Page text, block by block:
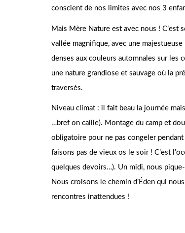
conscient de nos limites avec nos 3
Mais Mère Nature est avec nous !
vallée magnifique, avec une
denses aux couleurs automnales sur les
une nature grandiose et sauvage où la
traversés.
Niveau climat : il fait beau la journée
…bref on caille). Montage du camp et
obligatoire pour ne pas congeler
faisons pas de vieux os le soir ! C’est
quelques devoirs…). Un midi, nous
Nous croisons le chemin d’Éden qui
rencontres inattendues !